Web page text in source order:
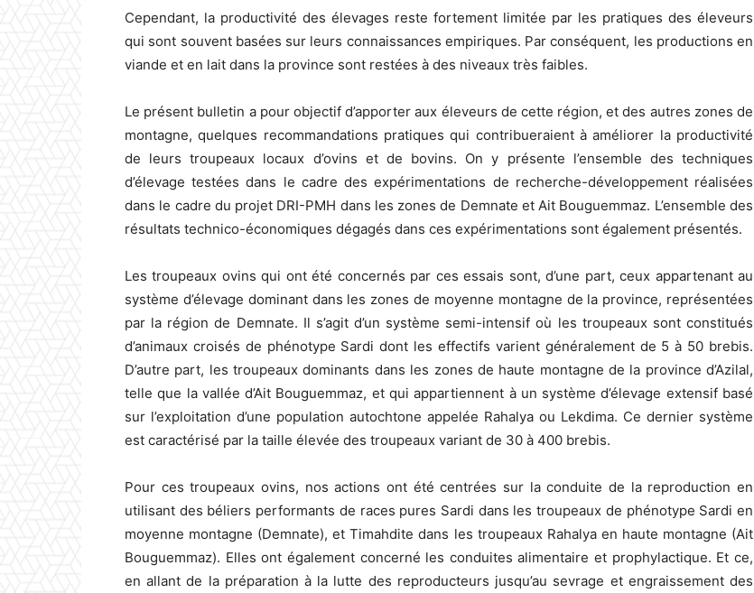
Cependant, la productivité des élevages reste fortement limitée par les pratiques des éleveurs
qui sont souvent basées sur leurs connaissances empiriques. Par conséquent, les productions en
viande et en lait dans la province sont restées à des niveaux très faibles.
Le présent bulletin a pour objectif d’apporter aux éleveurs de cette région, et des autres zones de
montagne, quelques recommandations pratiques qui contribueraient à améliorer la productivité
de leurs troupeaux locaux d’ovins et de bovins. On y présente l’ensemble des techniques
d’élevage testées dans le cadre des expérimentations de recherche-développement réalisées
dans le cadre du projet DRI-PMH dans les zones de Demnate et Ait Bouguemmaz. L’ensemble des
résultats technico-économiques dégagés dans ces expérimentations sont également présentés.
Les troupeaux ovins qui ont été concernés par ces essais sont, d’une part, ceux appartenant au
système d’élevage dominant dans les zones de moyenne montagne de la province, représentées
par la région de Demnate. Il s’agit d’un système semi-intensif où les troupeaux sont constitués
d’animaux croisés de phénotype Sardi dont les effectifs varient généralement de 5 à 50 brebis.
D’autre part, les troupeaux dominants dans les zones de haute montagne de la province d’Azilal,
telle que la vallée d’Ait Bouguemmaz, et qui appartiennent à un système d’élevage extensif basé
sur l’exploitation d’une population autochtone appelée Rahalya ou Lekdima. Ce dernier système
est caractérisé par la taille élevée des troupeaux variant de 30 à 400 brebis.
Pour ces troupeaux ovins, nos actions ont été centrées sur la conduite de la reproduction en
utilisant des béliers performants de races pures Sardi dans les troupeaux de phénotype Sardi en
moyenne montagne (Demnate), et Timahdite dans les troupeaux Rahalya en haute montagne (Ait
Bouguemmaz). Elles ont également concerné les conduites alimentaire et prophylactique. Et ce,
en allant de la préparation à la lutte des reproducteurs jusqu’au sevrage et engraissement des